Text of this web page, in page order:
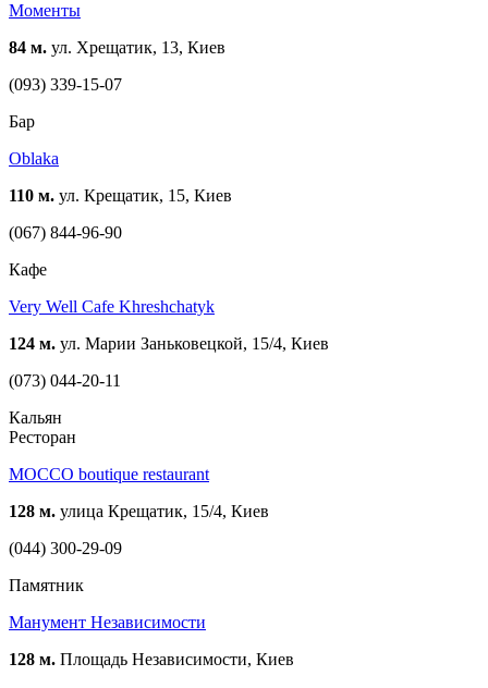
Моменты
84 м. ул. Хрещатик, 13, Киев
(093) 339-15-07
Бар
Oblaka
110 м. ул. Крещатик, 15, Киев
(067) 844-96-90
Кафе
Very Well Cafe Khreshchatyk
124 м. ул. Марии Заньковецкой, 15/4, Киев
(073) 044-20-11
Кальян
Ресторан
MOCCO boutique restaurant
128 м. улица Крещатик, 15/4, Киев
(044) 300-29-09
Памятник
Манумент Независимости
128 м. Площадь Независимости, Киев